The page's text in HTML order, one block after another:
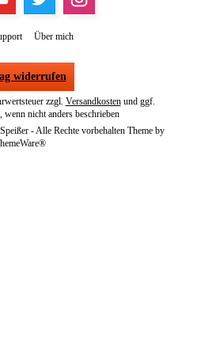
Über mich
widerrufen
zzgl. Versandkostenund ggf.
wenn nicht anders beschrieben
- Alle Rechte vorbehalten Theme by